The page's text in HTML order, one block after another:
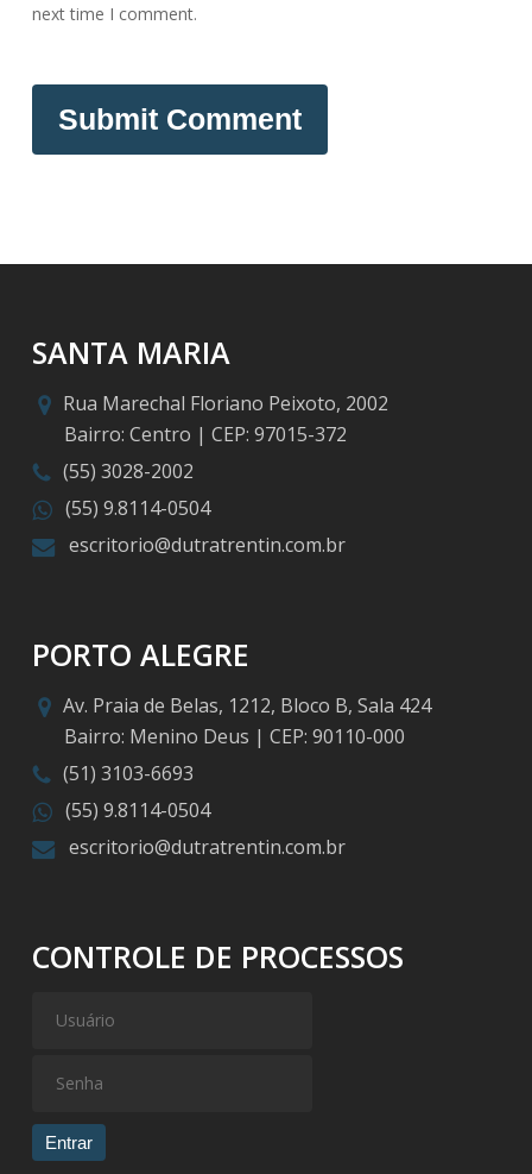
next time I comment.
SANTA MARIA
Rua Marechal Floriano Peixoto, 2002
Bairro: Centro | CEP: 97015-372
(55) 3028-2002
(55) 9.8114-0504
escritorio@dutratrentin.com.br
PORTO ALEGRE
Av. Praia de Belas, 1212, Bloco B, Sala 424
Bairro: Menino Deus | CEP: 90110-000
(51) 3103-6693
(55) 9.8114-0504
escritorio@dutratrentin.com.br
CONTROLE DE PROCESSOS
Entrar